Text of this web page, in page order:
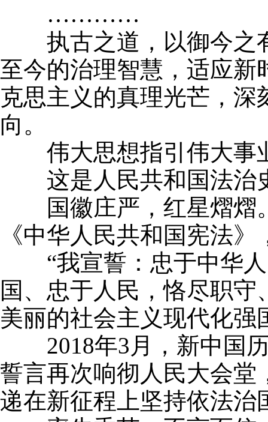
…………
执古之道，以御今之有
至今的治理智慧，适应
克思主义的真理光芒，
向。
伟大思想指引伟大事
这是人民共和国法治
国徽庄严，红星熠熠。
《中华人民共和国宪法
“我宣誓：忠于中华人
国、忠于人民，恪尽职
美丽的社会主义现代化强
2018年3月，新中国历
誓言再次响彻人民大会堂
递在新征程上坚持依法治